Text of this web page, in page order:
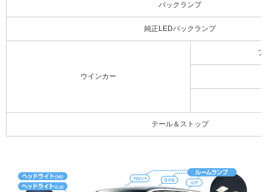
バックランプ
純正LEDバックランプ
ウインカー
フ
テール＆ストップ